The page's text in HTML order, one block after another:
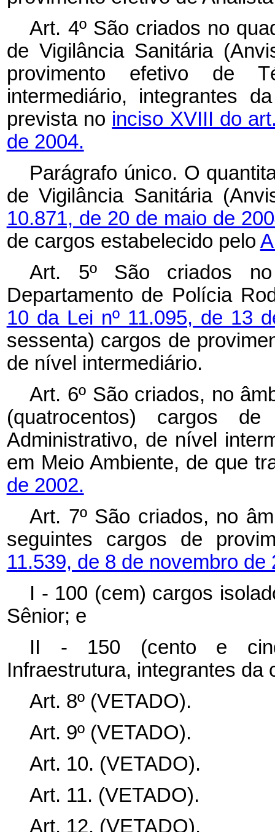
Art. 4º São criados no
de Vigilância Sanitária
provimento efetivo de
intermediário, integrantes
prevista no inciso XVIII do
de 2004.
Parágrafo único. O
de Vigilância Sanitária
10.871, de 20 de maio de
de cargos estabelecido pelo
Art. 5º São criados
Departamento de Polícia
10 da Lei nº 11.095, de 13
sessenta) cargos de
de nível intermediário.
Art. 6º São criados, no
(quatrocentos) cargos
Administrativo, de nível
em Meio Ambiente, de que
de 2002.
Art. 7º São criados, no
seguintes cargos de
11.539, de 8 de novembro de
I - 100 (cem) cargos
Sênior; e
II - 150 (cento e
Infraestrutura, integrantes da
Art. 8º (VETADO).
Art. 9º (VETADO).
Art. 10. (VETADO).
Art. 11. (VETADO).
Art. 12. (VETADO).